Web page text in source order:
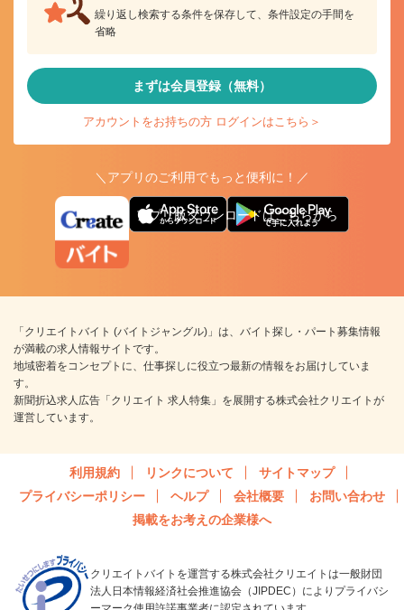
繰り返し検索する条件を保存して、条件設定の手間を
省略
まずは会員登録（無料）
アカウントをお持ちの方 ログインはこちら＞
＼アプリのご利用でもっと便利に！／
アプリ版ダウンロードはこちらから
「クリエイトバイト (バイトジャングル)」は、バイト探し・パート募集情報
が満載の求人情報サイトです。
地域密着をコンセプトに、仕事探しに役立つ最新の情報をお届けしていま
す。
新聞折込求人広告「クリエイト 求人特集」を展開する株式会社クリエイトが
運営しています。
利用規約 リンクについて
サイトマップ
プライバシーポリシー
ヘルプ 会社概要
お問い合わせ
掲載をお考えの企業様へ
クリエイトバイトを運営する株式会社クリエイトは一般財団
法人日本情報経済社会推進協会（JIPDEC）によりプライバシ